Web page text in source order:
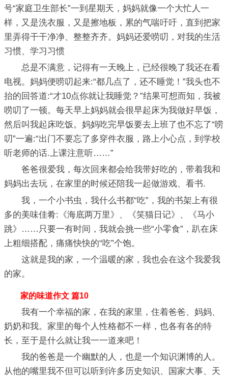
号“家庭卫生部长”一到星期天，妈妈就像一个大忙人一
样，又是洗衣服，又是擦地板，累的气喘吁吁，直到把家
里弄得干干净净、整整齐齐。妈妈还爱唠叨，对我的生活
习惯、学习习惯
总是不满意，记得有一天晚上，已经很晚了我还在看
电视。妈妈便唠叨起来:“都几点了，还不睡觉！”我头也不
抬的回答道:“才10点你就让我睡觉？”结果可想而知，我被
唠叨了一顿。每天早上妈妈就会很早起床为我做好早饭，
然后叫我起床吃饭。妈妈吃完早饭要去上班了也不忘了“唠
叨”一遍:“出门不要忘了多穿件衣服，路上小心点，到学校
听老师的话.上课注意听……”
爸爸很爱我，每次回来都会给我带好吃的，带着我和
妈妈出去玩，在家里的时候还陪我一起做游戏、看书.
我，一个小书虫，我什么书都“吃”，我的书架上有很
多的美味佳肴:《海底两万里》、《笑猫日记》、《马小
跳》……只要一有时间，我就会挑一些“小零食”，趴在床
上粗细搭配，痛痛快快的“吃”个饱。
这就是我的家，一个温暖的家，我也会在这个我爱我
的家。
家的味道作文 篇10
我有一个幸福的家，在我的家里，住着爸爸、妈妈、
奶奶和我。家里的每个人性格都不一样，也各有各的特
长，至于是什么就让我一一道来吧！
我的爸爸是一个幽默的人，也是一个知识渊博的人。
从他的嘴里我不但可以听到许多历史知识、国家大事、天